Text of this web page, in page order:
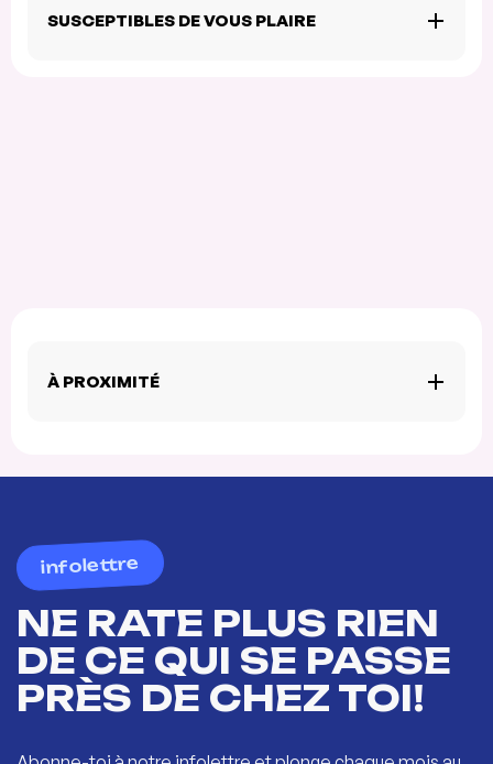
SUSCEPTIBLES DE VOUS PLAIRE
À PROXIMITÉ
infolettre
NE RATE PLUS RIEN
DE CE QUI SE PASSE
PRÈS DE CHEZ TOI!